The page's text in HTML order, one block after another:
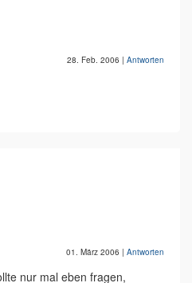
28. Feb. 2006 | Antworten
01. März 2006 | Antworten
nur mal eben fragen,